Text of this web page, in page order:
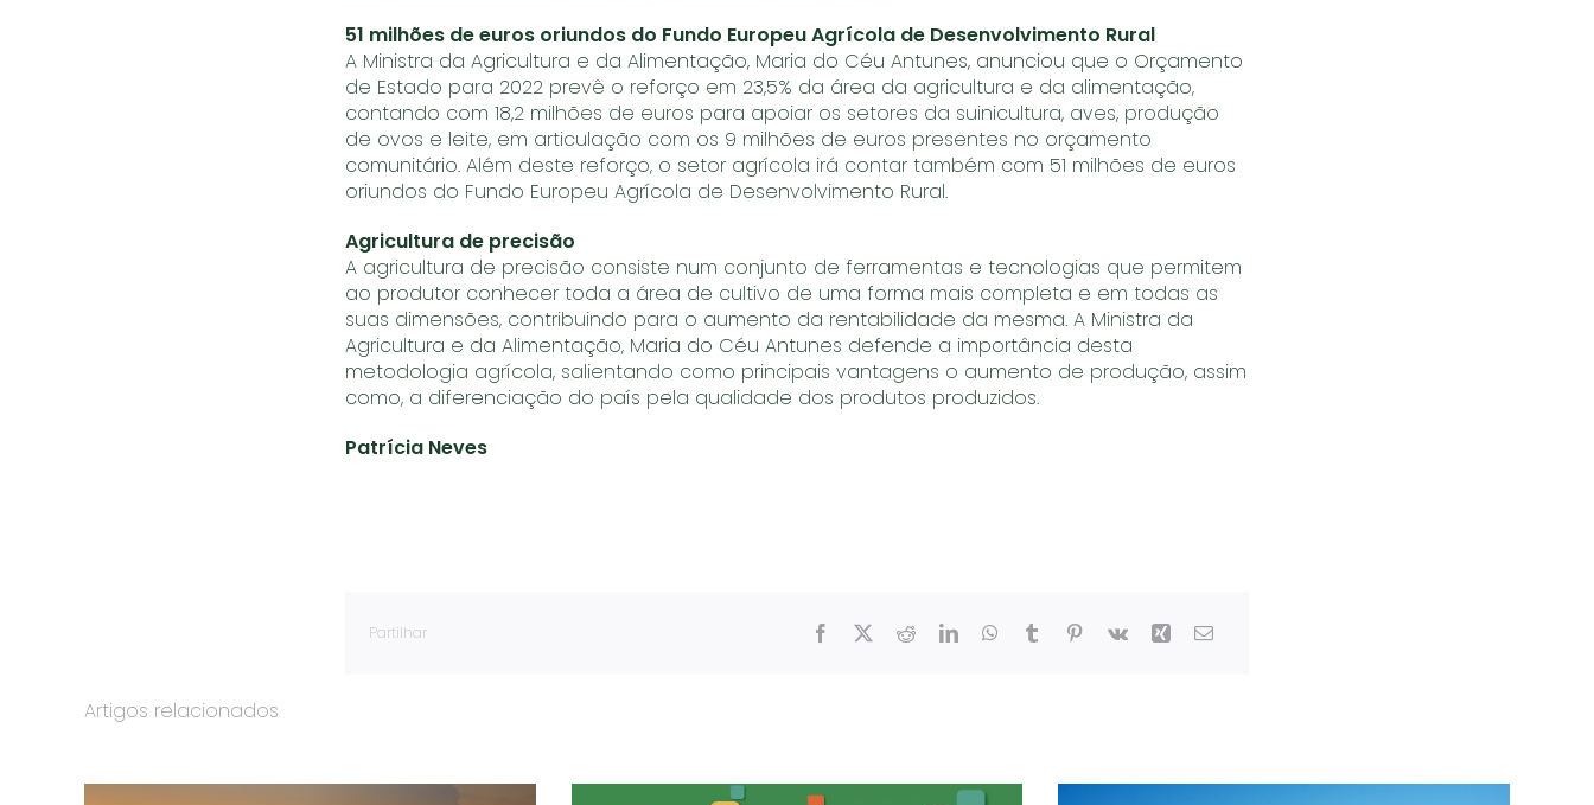
51 milhões de euros oriundos do Fundo Europeu Agrícola de Desenvolvimento Rural
A Ministra da Agricultura e da Alimentação, Maria do Céu Antunes, anunciou que o Orçamento
de Estado para 2022 prevê o reforço em 23,5% da área da agricultura e da alimentação,
contando com 18,2 milhões de euros para apoiar os setores da suinicultura, aves, produção
de ovos e leite, em articulação com os 9 milhões de euros presentes no orçamento
comunitário. Além deste reforço, o setor agrícola irá contar também com 51 milhões de euros
oriundos do Fundo Europeu Agrícola de Desenvolvimento Rural.
Agricultura de precisão
A agricultura de precisão consiste num conjunto de ferramentas e tecnologias que permitem
ao produtor conhecer toda a área de cultivo de uma forma mais completa e em todas as
suas dimensões, contribuindo para o aumento da rentabilidade da mesma. A Ministra da
Agricultura e da Alimentação, Maria do Céu Antunes defende a importância desta
metodologia agrícola, salientando como principais vantagens o aumento de produção, assim
como, a diferenciação do país pela qualidade dos produtos produzidos.
Patrícia Neves
Partilhar
Artigos relacionados